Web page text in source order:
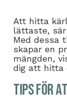
Att hitta
lättaste,
Med dessa
skapar en
mängden,
dig att hitta
Tips för